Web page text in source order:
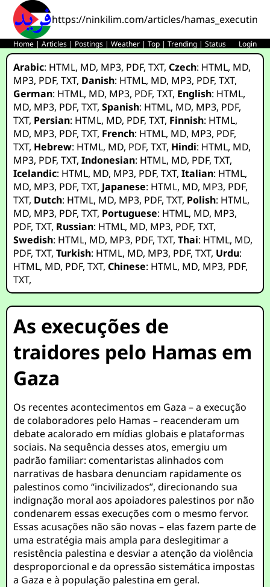
https://ninkilim.com/articles/
Home |Articles | Postings |Weather |Top |Trending |Status Login
Arabic: HTML, MD, MP3, PDF,TXT,Czech: HTML, MD,
MP3, PDF,TXT, Danish: HTML, MD, MP3, PDF,TXT,
German: HTML, MD, MP3, PDF,TXT, English: HTML,
MD, MP3, PDF,TXT,Spanish: HTML, MD, MP3, PDF,
TXT, Persian: HTML, MD, PDF,TXT, Finnish: HTML,
MD, MP3, PDF,TXT, French: HTML, MD, MP3, PDF,
TXT, Hebrew: HTML, MD, PDF,TXT, Hindi: HTML, MD,
MP3, PDF,TXT,Indonesian: HTML, MD, PDF,TXT,
Icelandic: HTML, MD, MP3, PDF,TXT,Italian: HTML,
MD, MP3, PDF,TXT, Japanese: HTML, MD, MP3, PDF,
TXT, Dutch: HTML, MD, MP3, PDF,TXT, Polish: HTML,
MD, MP3, PDF,TXT, Portuguese: HTML, MD, MP3,
PDF,TXT, Russian: HTML, MD, MP3, PDF,TXT,
Swedish: HTML, MD, MP3, PDF,TXT,Thai: HTML, MD,
PDF,TXT,Turkish: HTML, MD, MP3, PDF,TXT, Urdu:
HTML, MD, PDF,TXT,Chinese: HTML, MD, MP3, PDF,
TXT,
As execuções de
traidores pelo Hamas em
Gaza
Os recentes acontecimentos em Gaza – a execução
de colaboradores pelo Hamas – reacenderam um
debate acalorado em mídias globais e plataformas
sociais. Na sequência desses atos, emergiu um
padrão familiar: comentaristas alinhados com
narrativas de hasbara denunciam rapidamente os
palestinos como “incivilizados”, direcionando sua
indignação moral aos apoiadores palestinos por não
condenarem essas execuções com o mesmo fervor.
Essas acusações não são novas – elas fazem parte de
uma estratégia mais ampla para deslegitimar a
resistência palestina e desviar a atenção da violência
desproporcional e da opressão sistemática impostas
a Gaza e à população palestina em geral.